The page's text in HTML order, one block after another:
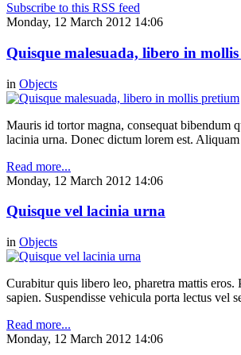
Subscribe to this RSS feed
Monday, 12 March 2012 14:06
Quisque malesuada, libero in
in Objects
Mauris id tortor magna, consequat bibendum
lacinia urna. Donec dictum lorem est.
Read more...
Monday, 12 March 2012 14:06
Quisque vel lacinia urna
in Objects
Curabitur quis libero leo, pharetra mattis eros.
sapien. Suspendisse vehicula porta lectus vel
Read more...
Monday, 12 March 2012 14:06